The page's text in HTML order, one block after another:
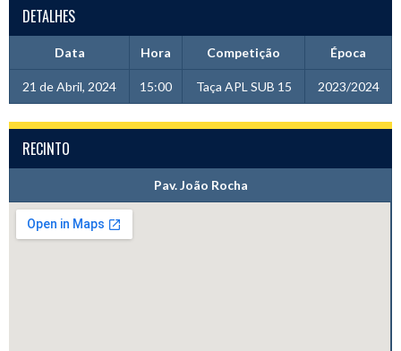
DETALHES
Data Hora Competição Época
21 de Abril, 2024 15:00 Taça APL SUB 15 2023/2024
RECINTO
Pav. João Rocha